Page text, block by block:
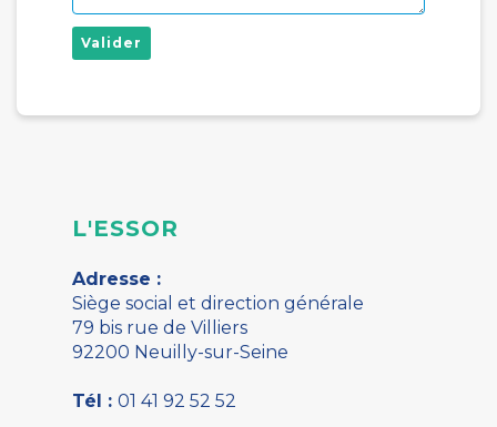
Valider
L'ESSOR
Adresse :
Siège social et direction générale
79 bis rue de Villiers
92200 Neuilly-sur-Seine
Tél : 01 41 92 52 52